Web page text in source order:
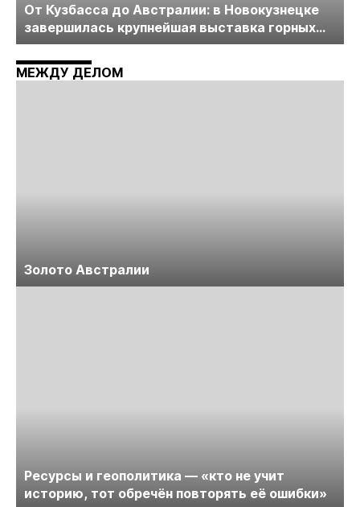
От Кузбасса до Австралии: в Новокузнецке
завершилась крупнейшая выставка горных
технологий «Недра России. Уголь России и
Майнинг»
МЕЖДУ ДЕЛОМ
Золото Австралии
Ресурсы и геополитика — «кто не учит
историю, тот обречён повторять её ошибки»